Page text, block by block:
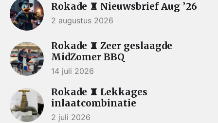
Rokade ♜ Nieuwsbrief Aug ’26
2 augustus 2026
Rokade ♜ Zeer geslaagde
MidZomer BBQ
14 juli 2026
Rokade ♜ Lekkages
inlaatcombinatie
2 juli 2026